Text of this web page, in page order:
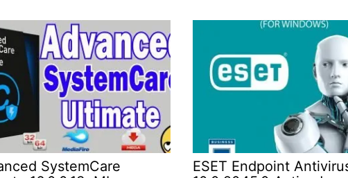
SystemCare
ESET Endpoint